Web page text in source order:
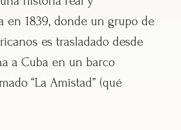
en 1839, donde un grupo de
es trasladado desde
a Cuba en un barco
“La Amistad” (qué